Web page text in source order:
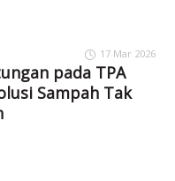
17 Mar 2026
pada TPA
Sampah Tak